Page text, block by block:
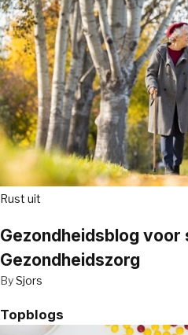
Rust uit
Gezondheidsblog voor
Gezondheidszorg
BySjors
Topblogs